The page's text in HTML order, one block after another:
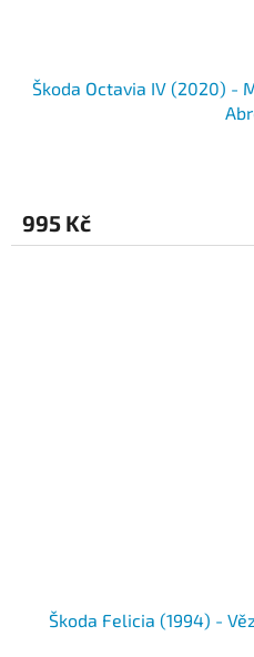
Škoda Octavia IV (2020) -
995 Kč
Škoda Felicia (1994) -